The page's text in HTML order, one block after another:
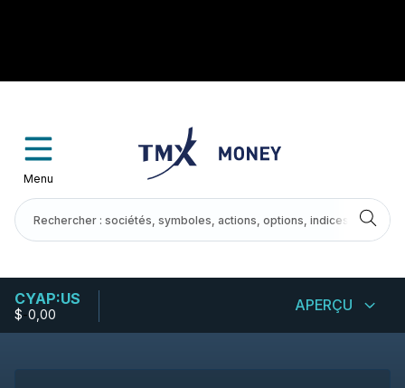
Menu
CYAP:US
$-0,00 APERÇU